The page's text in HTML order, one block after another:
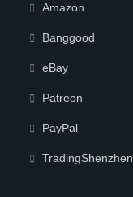
Amazon
Banggood
eBay
Patreon
PayPal
TradingShenzhen